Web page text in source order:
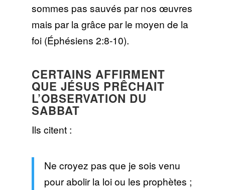
sommes pas sauvés par nos œuvres
mais par la grâce par le moyen de la
foi (Éphésiens 2:8-10).
CERTAINS AFFIRMENT
QUE JÉSUS PRÊCHAIT
L’OBSERVATION DU
SABBAT
Ils citent :
Ne croyez pas que je sois venu
pour abolir la loi ou les prophètes ;